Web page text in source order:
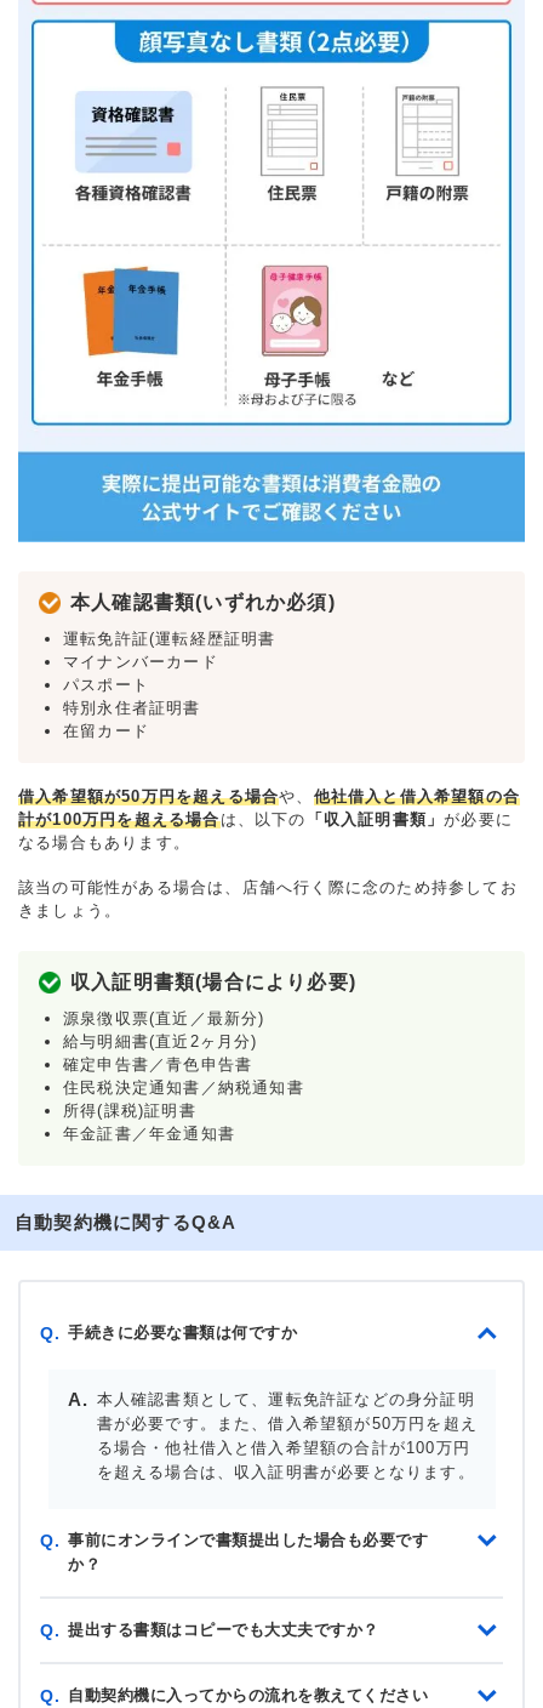
本人確認書類(いずれか必須)
運転免許証(運転経歴証明書
マイナンバーカード
パスポート
特別永住者証明書
在留カード
借入希望額が50万円を超える場合や、 他社借入と借入希望額の合
計が100万円を超える場合は、以下の 「収入証明書類」が必要に
なる場合もあります。
該当の可能性がある場合は、店舗へ行く際に念のため持参してお
きましょう。
収入証明書類(場合により必要)
源泉徴収票(直近／最新分)
給与明細書(直近2ヶ月分)
確定申告書／青色申告書
住民税決定通知書／納税通知書
所得(課税)証明書
年金証書／年金通知書
自動契約機に関するQ&A
Q. 手続きに必要な書類は何ですか
本人確認書類として、運転免許証などの身分証明
書が必要です。また、借入希望額が50万円を超え
る場合・他社借入と借入希望額の合計が100万円
を超える場合は、収入証明書が必要となります。
Q. 事前にオンラインで書類提出した場合も必要です
か？
Q. 提出する書類はコピーでも大丈夫ですか？
Q. 自動契約機に入ってからの流れを教えてください